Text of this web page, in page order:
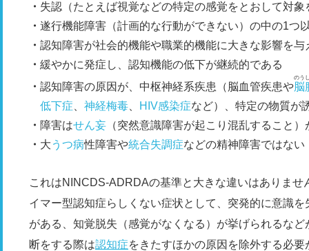
失認（たとえば視覚などの特定の感覚をとおして対象
遂行機能障害（計画的な行動ができない）の中の1つ
認知障害が社会的機能や職業的機能に大きな影響を
緩やかに発症し、認知機能の低下が継続的である
認知障害の原因が、中枢神経系疾患（脳血管疾患や脳
のう
低下症 神経梅毒 HIV感染症など）、特定の物質が
障害はせん妄 （突然意識障害が起こり混乱すること
大 うつ病性障害や統合失調症などの精神障害ではない
これはNINCDS-ADRDAの基準と大きな違いはありま
イマー型認知症らしくない症状として、突発的に意識
がある、知覚脱失（感覚がなくなる）が挙げられるな
断をする際は認知症をきたすほかの原因を除外する必